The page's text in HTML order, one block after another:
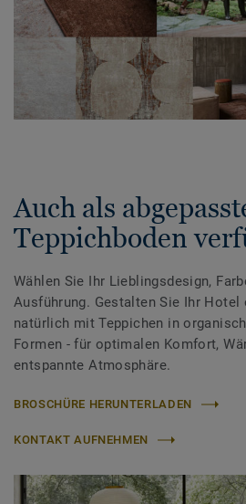
Auch als
Teppichboden
Wählen Sie Ihr Lieblingsdesign,
Ausführung. Gestalten Sie Ihr Hotel
natürlich mit Teppichen in
Formen - für optimalen Komfort,
entspannte Atmosphäre.
BROSCHÜRE HERUNTERLADEN
KONTAKT AUFNEHMEN